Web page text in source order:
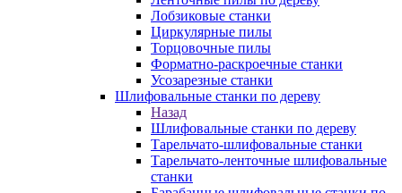
Лобзиковые станки
Циркулярные пилы
Торцовочные пилы
Форматно-раскроечные станки
Усозарезные станки
Шлифовальные станки по дереву
Назад
Шлифовальные станки по дереву
Тарельчато-шлифовальные станки
Тарельчато-ленточные шлифовальные
станки